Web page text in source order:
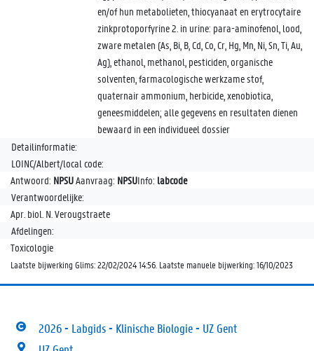
en/of hun metabolieten, thiocyanaat en erytrocytaire
zinkprotoporfyrine 2. in urine: para-aminofenol, lood,
zware metalen (As, Bi, B, Cd, Co, Cr, Hg, Mn, Ni, Sn, Ti, Au,
Ag), ethanol, methanol, pesticiden, organische
solventen, farmacologische werkzame stof,
quaternair ammonium, herbicide, xenobiotica,
geneesmiddelen; alle gegevens en resultaten dienen
bewaard in een individueel dossier
Detailinformatie:
LOINC/Albert/local code:
Antwoord: NPSUAanvraag: NPSUInfo: labcode
Verantwoordelijke:
Apr. biol. N. Verougstraete
Afdelingen:
Toxicologie
Laatste bijwerking Glims: 22/02/2024 14:56. Laatste manuele bijwerking: 16/10/2023
2026 - Labgids - Klinische Biologie - UZ Gent